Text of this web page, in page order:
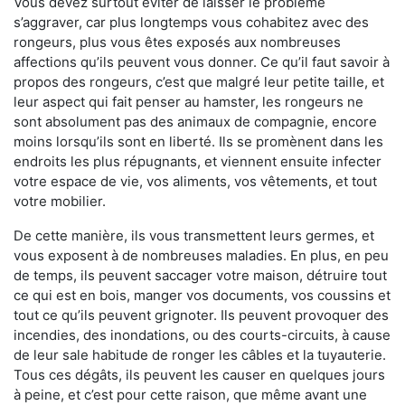
s’aggraver, car plus longtemps vous cohabitez avec des
rongeurs, plus vous êtes exposés aux nombreuses
affections qu’ils peuvent vous donner. Ce qu’il faut savoir à
propos des rongeurs, c’est que malgré leur petite taille, et
leur aspect qui fait penser au hamster, les rongeurs ne
sont absolument pas des animaux de compagnie, encore
moins lorsqu’ils sont en liberté. Ils se promènent dans les
endroits les plus répugnants, et viennent ensuite infecter
votre espace de vie, vos aliments, vos vêtements, et tout
votre mobilier.
De cette manière, ils vous transmettent leurs germes, et
vous exposent à de nombreuses maladies. En plus, en peu
de temps, ils peuvent saccager votre maison, détruire tout
ce qui est en bois, manger vos documents, vos coussins et
tout ce qu’ils peuvent grignoter. Ils peuvent provoquer des
incendies, des inondations, ou des courts-circuits, à cause
de leur sale habitude de ronger les câbles et la tuyauterie.
Tous ces dégâts, ils peuvent les causer en quelques jours
à peine, et c’est pour cette raison, que même avant une